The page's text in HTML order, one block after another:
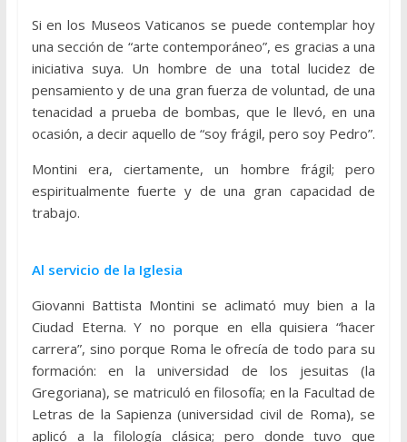
Si en los Museos Vaticanos se puede contemplar hoy
una sección de “arte contemporáneo”, es gracias a una
iniciativa suya. Un hombre de una total lucidez de
pensamiento y de una gran fuerza de voluntad, de una
tenacidad a prueba de bombas, que le llevó, en una
ocasión, a decir aquello de “soy frágil, pero soy Pedro”.
Montini era, ciertamente, un hombre frágil; pero
espiritualmente fuerte y de una gran capacidad de
trabajo.
Al servicio de la Iglesia
Giovanni Battista Montini se aclimató muy bien a la
Ciudad Eterna. Y no porque en ella quisiera “hacer
carrera”, sino porque Roma le ofrecía de todo para su
formación: en la universidad de los jesuitas (la
Gregoriana), se matriculó en filosofía; en la Facultad de
Letras de la Sapienza (universidad civil de Roma), se
aplicó a la filología clásica; pero donde tuvo que